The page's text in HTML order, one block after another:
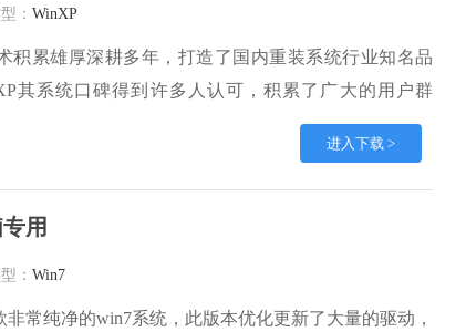
： WinXP
积累雄厚深耕多年，打造了国内重装系统行业知名品
其系统口碑得到许多人认可，积累了广大的用户群
统，雨林木风 winxp下载 纯净版 永久激活 winxp ghost
的朋友速度下载吧。
进入下载 >
用
： Win7
常纯净的win7系统，此版本优化更新了大量的驱动，